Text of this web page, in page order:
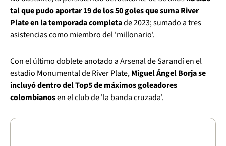
tal que pudo aportar 19 de los 50 goles que suma River
Plate en la temporada completade 2023; sumado a tres
asistencias como miembro del 'millonario'.
Con el último doblete anotado a Arsenal de Sarandí en el
estadio Monumental de River Plate,Miguel Ángel Borja se
incluyó dentro del Top5 de máximos goleadores
colombianosen el club de 'la banda cruzada'.